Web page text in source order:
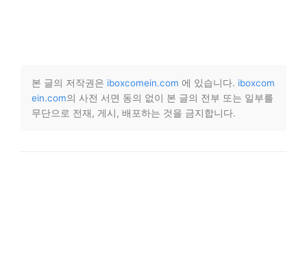
본 글의 저작권은 iboxcomein.com 에 있습니다. iboxcom
ein.com의 사전 서면 동의 없이 본 글의 전부 또는 일부를
무단으로 전재, 게시, 배포하는 것을 금지합니다.